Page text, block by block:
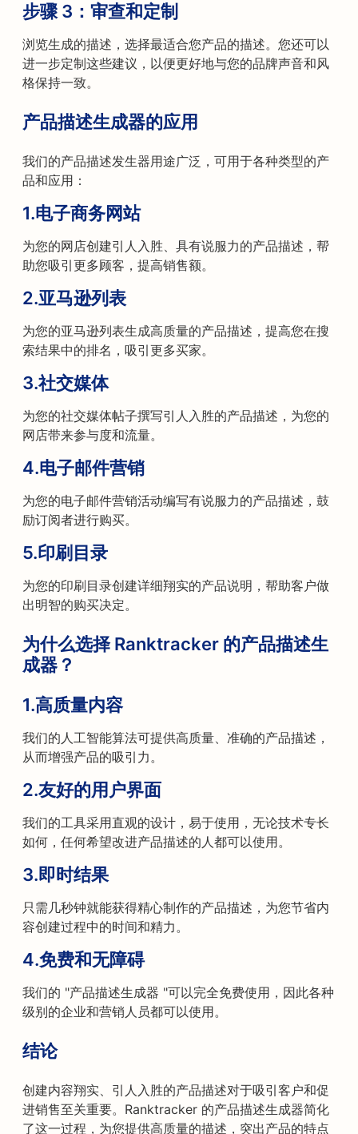
步骤 3：审查和定制
浏览生成的描述，选择最适合您产品的描述。您还可以
进一步定制这些建议，以便更好地与您的品牌声音和风
格保持一致。
产品描述生成器的应用
我们的产品描述发生器用途广泛，可用于各种类型的产
品和应用：
1.电子商务网站
为您的网店创建引人入胜、具有说服力的产品描述，帮
助您吸引更多顾客，提高销售额。
2.亚马逊列表
为您的亚马逊列表生成高质量的产品描述，提高您在搜
索结果中的排名，吸引更多买家。
3.社交媒体
为您的社交媒体帖子撰写引人入胜的产品描述，为您的
网店带来参与度和流量。
4.电子邮件营销
为您的电子邮件营销活动编写有说服力的产品描述，鼓
励订阅者进行购买。
5.印刷目录
为您的印刷目录创建详细翔实的产品说明，帮助客户做
出明智的购买决定。
为什么选择 Ranktracker 的产品描述生
成器？
1.高质量内容
我们的人工智能算法可提供高质量、准确的产品描述，
从而增强产品的吸引力。
2.友好的用户界面
我们的工具采用直观的设计，易于使用，无论技术专长
如何，任何希望改进产品描述的人都可以使用。
3.即时结果
只需几秒钟就能获得精心制作的产品描述，为您节省内
容创建过程中的时间和精力。
4.免费和无障碍
我们的 "产品描述生成器 "可以完全免费使用，因此各种
级别的企业和营销人员都可以使用。
结论
创建内容翔实、引人入胜的产品描述对于吸引客户和促
进销售至关重要。Ranktracker 的产品描述生成器简化
了这一过程，为您提供高质量的描述，突出产品的特点